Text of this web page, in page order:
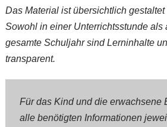
Das Material ist übersichtlich gestaltet
Sowohl in einer Unterrichtsstunde als
gesamte Schuljahr sind Lerninhalte
transparent.
Für das Kind und die erwachsene
alle benötigten Informationen